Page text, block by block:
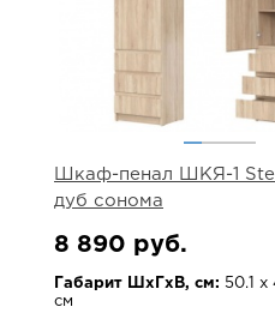
Шкаф-пенал ШКЯ-1
дуб сонома
8 890 руб.
Габарит ШхГхВ, см: 50.1 х
см